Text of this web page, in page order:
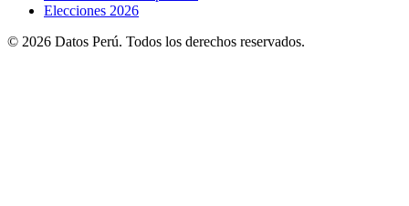
Elecciones 2026
© 2026 Datos Perú. Todos los derechos reservados.